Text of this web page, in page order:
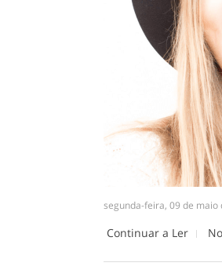
segunda-feira, 09 de maio
Continuar a Ler